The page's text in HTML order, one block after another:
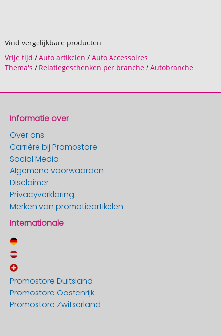
Vind vergelijkbare producten
Vrije tijd / Auto artikelen / Auto Accessoires
Thema's / Relatiegeschenken per branche / Autobranche
Informatie over
Over ons
Carrière bij Promostore
Social Media
Algemene voorwaarden
Disclaimer
Privacyverklaring
Merken van promotieartikelen
Internationale
Promostore Duitsland
Promostore Oostenrijk
Promostore Zwitserland